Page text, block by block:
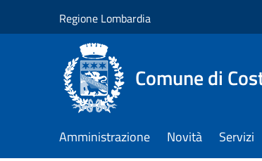
Regione Lombardia
Comune di
Amministrazione Novità Servizi